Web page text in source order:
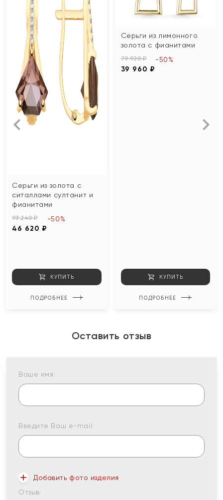
Серьги из золота с
ситаллами султанит и
фианитами
93 240 ₽
46 620 ₽
-50%
КУПИТЬ
ПОДРОБНЕЕ
Серьги из лимонного
золота с фианитами
79 920 ₽
39 960 ₽
-50%
КУПИТЬ
ПОДРОБНЕЕ
Оставить отзыв
Ваше имя:
Введите Ваш e-mail:
Добавить фото изделия
Отзыв: